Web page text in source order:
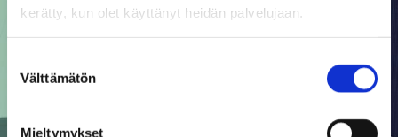
kerätty, kun olet käyttänyt heidän palvelujaan.
valinta
Välttämätön
Mieltymykset